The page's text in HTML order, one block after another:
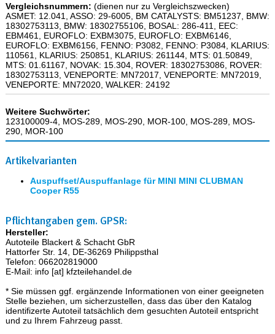
Vergleichsnummern: (dienen nur zu Vergleichszwecken)
ASMET: 12.041, ASSO: 29-6005, BM CATALYSTS: BM51237, BMW:
18302753113, BMW: 18302755106, BOSAL: 286-411, EEC:
EBM461, EUROFLO: EXBM3075, EUROFLO: EXBM6146,
EUROFLO: EXBM6156, FENNO: P3082, FENNO: P3084, KLARIUS:
110561, KLARIUS: 250851, KLARIUS: 261144, MTS: 01.50849,
MTS: 01.61167, NOVAK: 15.304, ROVER: 18302753086, ROVER:
18302753113, VENEPORTE: MN72017, VENEPORTE: MN72019,
VENEPORTE: MN72020, WALKER: 24192
Weitere Suchwörter:
123100009-4, MOS-289, MOS-290, MOR-100, MOS-289, MOS-
290, MOR-100
Artikelvarianten
Auspuffset/Auspuffanlage für MINI MINI CLUBMAN
Cooper R55
Pflichtangaben gem. GPSR:
Hersteller:
Autoteile Blackert & Schacht GbR
Hattorfer Str. 14, DE-36269 Philippsthal
Telefon: 066202819000
E-Mail: info [at] kfzteilehandel.de
* Sie müssen ggf. ergänzende Informationen von einer geeigneten
Stelle beziehen, um sicherzustellen, dass das über den Katalog
identifizerte Autoteil tatsächlich dem gesuchten Autoteil entspricht
und zu Ihrem Fahrzeug passt.